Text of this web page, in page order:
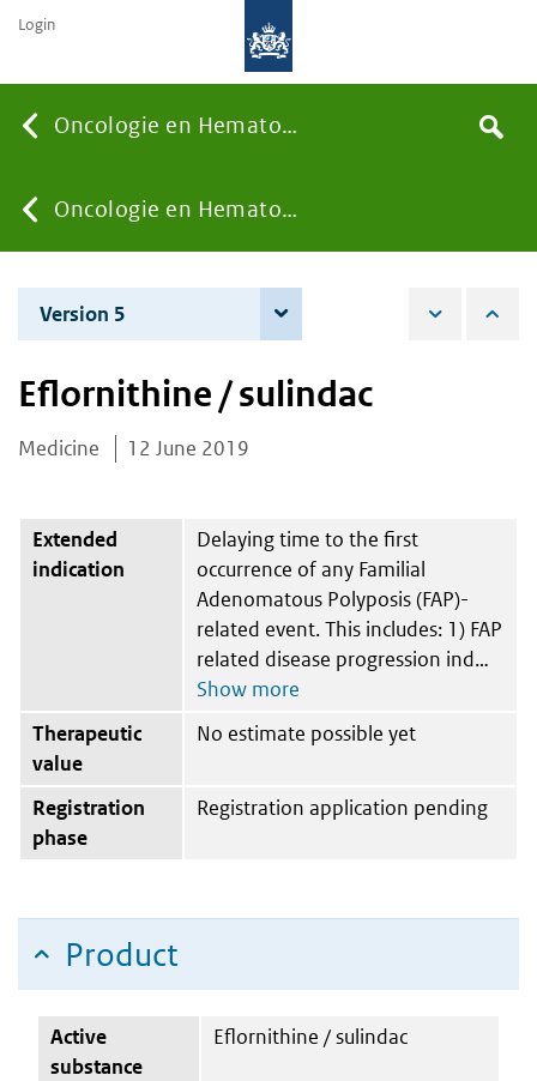
Oncologie en Hematologie
You
are
here:
Oncologie en Hematologie
the
Search
Login
Version 5
Eflornithine / sulindac
Medicine 12 June 2019
Extended
indication
Delaying time to the first
occurrence of any Familial
Adenomatous Polyposis (FAP)-
related event. This includes: 1) FAP
related disease progression ind
Therapeutic
value
No estimate possible yet
Registration
phase
Registration application pending
Product
Active
substance
Eflornithine / sulindac